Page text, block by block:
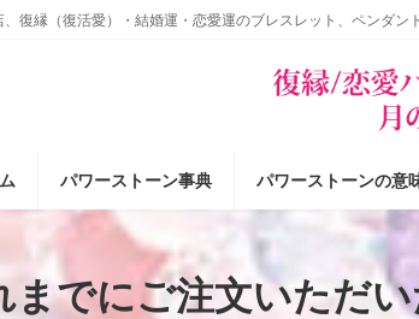
復縁（復活愛）・結婚運・恋愛運のブレスレット、ペンダン
パワーストーン事典 パワーストーンの意
までにご注文いただ